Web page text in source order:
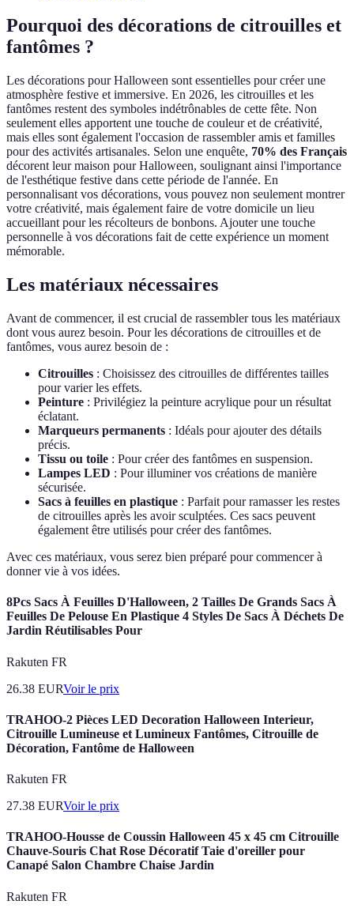
Pourquoi des décorations de citrouilles et
fantômes ?
Les décorations pour Halloween sont essentielles pour créer une
atmosphère festive et immersive. En 2026, les citrouilles et les
fantômes restent des symboles indétrônables de cette fête. Non
seulement elles apportent une touche de couleur et de créativité,
mais elles sont également l'occasion de rassembler amis et familles
pour des activités artisanales. Selon une enquête, 70% des Français
décorent leur maison pour Halloween, soulignant ainsi l'importance
de l'esthétique festive dans cette période de l'année. En
personnalisant vos décorations, vous pouvez non seulement montrer
votre créativité, mais également faire de votre domicile un lieu
accueillant pour les récolteurs de bonbons. Ajouter une touche
personnelle à vos décorations fait de cette expérience un moment
mémorable.
Les matériaux nécessaires
Avant de commencer, il est crucial de rassembler tous les matériaux
dont vous aurez besoin. Pour les décorations de citrouilles et de
fantômes, vous aurez besoin de :
Citrouilles : Choisissez des citrouilles de différentes tailles
pour varier les effets.
Peinture : Privilégiez la peinture acrylique pour un résultat
éclatant.
Marqueurs permanents : Idéals pour ajouter des détails
précis.
Tissu ou toile : Pour créer des fantômes en suspension.
Lampes LED : Pour illuminer vos créations de manière
sécurisée.
Sacs à feuilles en plastique : Parfait pour ramasser les restes
de citrouilles après les avoir sculptées. Ces sacs peuvent
également être utilisés pour créer des fantômes.
Avec ces matériaux, vous serez bien préparé pour commencer à
donner vie à vos idées.
8Pcs Sacs À Feuilles D'Halloween, 2 Tailles De Grands Sacs À
Feuilles De Pelouse En Plastique 4 Styles De Sacs À Déchets De
Jardin Réutilisables Pour
Rakuten FR
26.38 EURVoir le prix
TRAHOO-2 Pièces LED Decoration Halloween Interieur,
Citrouille Lumineuse et Lumineux Fantômes, Citrouille de
Décoration, Fantôme de Halloween
Rakuten FR
27.38 EURVoir le prix
TRAHOO-Housse de Coussin Halloween 45 x 45 cm Citrouille
Chauve-Souris Chat Rose Décoratif Taie d'oreiller pour
Canapé Salon Chambre Chaise Jardin
Rakuten FR